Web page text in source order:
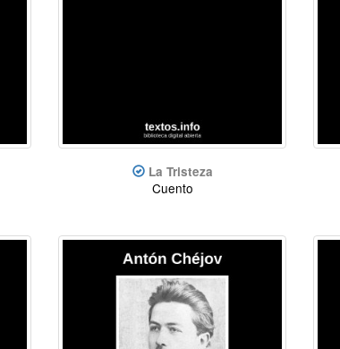
La Tristeza
Cuento